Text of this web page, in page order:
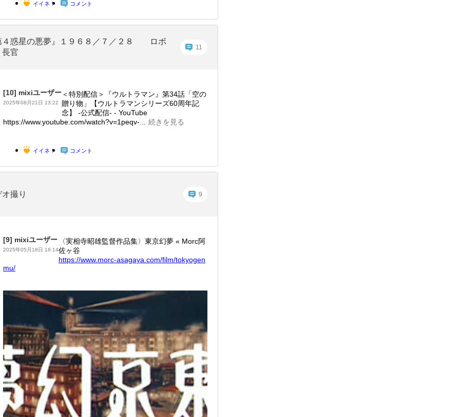
イイネ！ コメント
４惑星の悪夢』１９６８／７／２８ ロボ
長官
11
[10] mixiユーザー
2025年08月21日 13:22
＜特別配信＞『ウルトラマン』第34話「空の
贈り物」【ウルトラマンシリーズ60周年記
念】 -公式配信- - YouTube
https://www.youtube.com/watch?v=1peqv-...
続きを見る
イイネ！ コメント
撮り 9
[9] mixiユーザー
2025年05月18日 16:14
〈実相寺昭雄監督作品集〉東京幻夢 « Morc阿
佐ヶ谷
https://www.morc-asagaya.com/film/tokyogen
mu/